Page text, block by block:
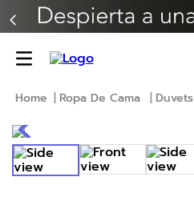
Ropa De Cama Duvets
TÉRMINOS MÁS BUSCADOS
1.
erica
4.
harmony
5.
base